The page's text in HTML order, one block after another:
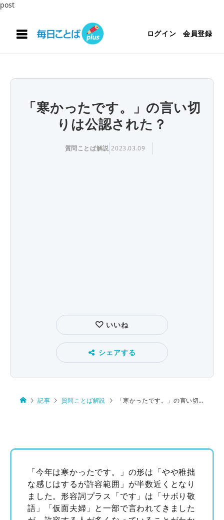
post
ログイン 会員登録
「寒かったです。」の言い切
りは公認された？
質問ことば解説 2023.03.09
いいね
シェアする
記事 質問ことば解説 「寒かったです。」の言い切りは公認された？
「今年は寒かったです。」の形は「やや稚拙
な感じはするが許容範囲」が半数近くとなり
ました。形容詞プラス「です」は「サボり敬
語」「仮面夫婦」と一部で言われてきました